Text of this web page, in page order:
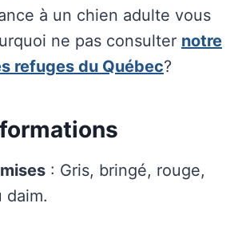
à un chien adulte vous
ne pas consulter notre
refuges du Québec?
: Gris, bringé, rouge,
daim.